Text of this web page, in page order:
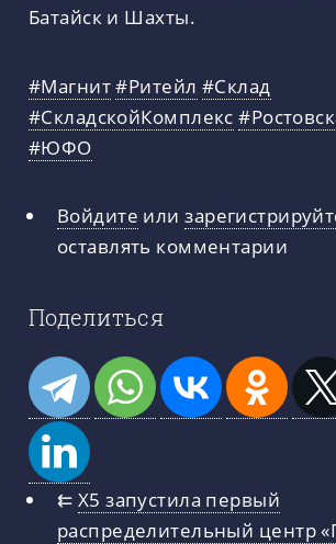
Батайск и Шахты.
#Магнит#Ритейл #Склад
#СкладскойКомплекс
#ЮФО
Войдите или
оставлять комментарии
Поделиться
⇇ X5 запустила первый
распределительный центр